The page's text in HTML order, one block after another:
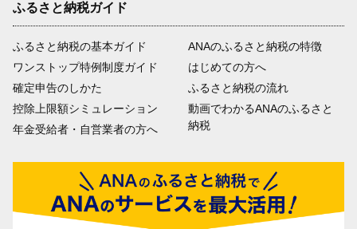
ふるさと納税ガイド
ふるさと納税の基本ガイド
ワンストップ特例制度ガイド
確定申告のしかた
控除上限額シミュレーション
年金受給者・自営業者の方へ
ANAのふるさと納税の特徴
はじめての方へ
ふるさと納税の流れ
動画でわかるANAのふるさと
納税